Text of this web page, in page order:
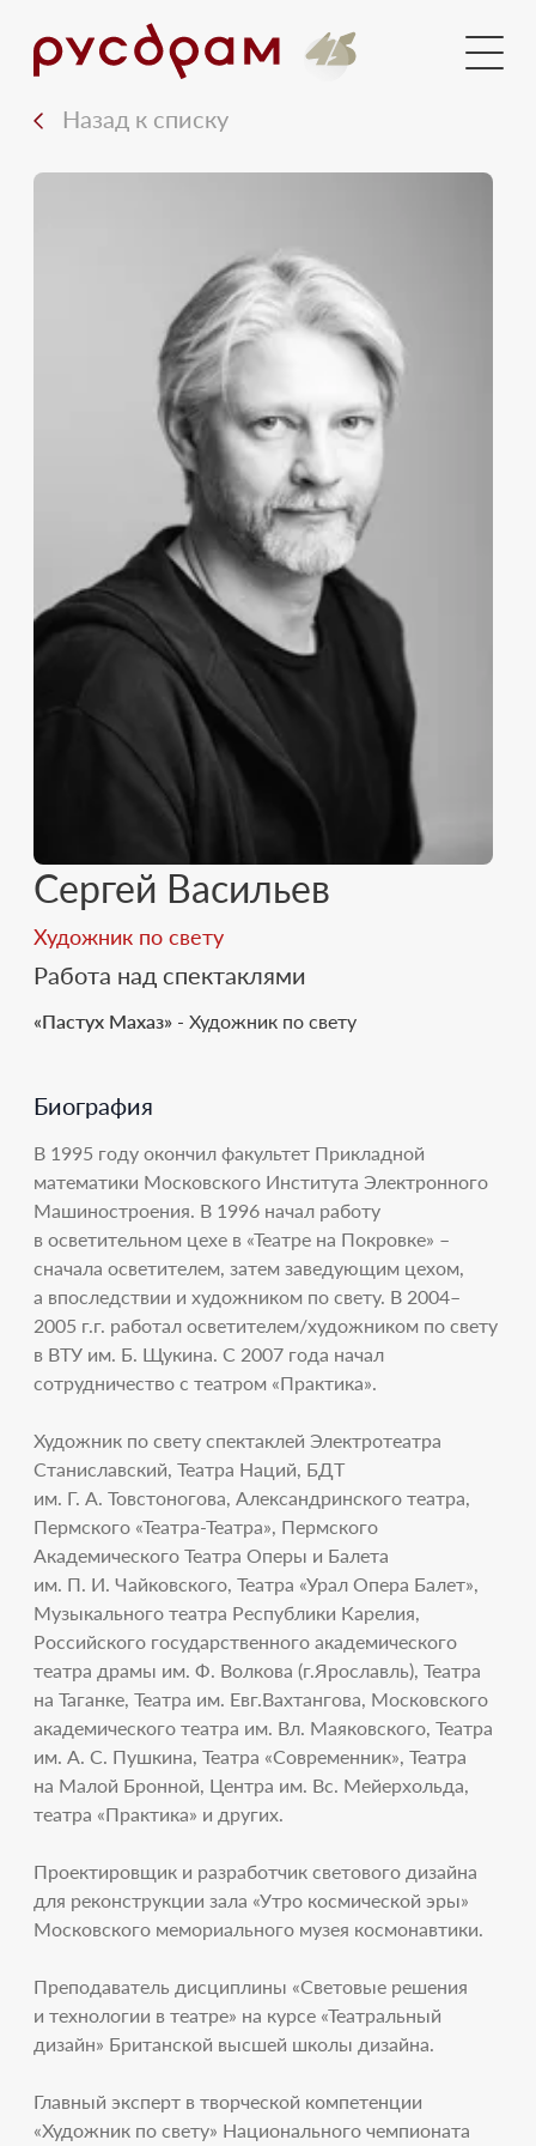
Новости
Документы
Медиа
Назад к списку
Сергей Васильев
Художник по свету
Работа над спектаклями
«Пастух Махаз» - Художник по свету
Биография
В 1995 году окончил факультет Прикладной
математики Московского Института Электронного
Машиностроения. В 1996 начал работу
в осветительном цехе в «Театре на Покровке» –
сначала осветителем, затем заведующим цехом,
а впоследствии и художником по свету. В 2004–
2005 г.г. работал осветителем/художником по свету
в ВТУ им. Б. Щукина. С 2007 года начал
сотрудничество с театром «Практика».
Художник по свету спектаклей Электротеатра
Станиславский, Театра Наций, БДТ
им. Г. А. Товстоногова, Александринского театра,
Пермского «Театра-Театра», Пермского
Академического Театра Оперы и Балета
им. П. И. Чайковского, Театра «Урал Опера Балет»,
Музыкального театра Республики Карелия,
Российского государственного академического
театра драмы им. Ф. Волкова (г.Ярославль), Театра
на Таганке, Театра им. Евг.Вахтангова, Московского
академического театра им. Вл. Маяковского, Театра
им. А. С. Пушкина, Театра «Современник», Театра
на Малой Бронной, Центра им. Вс. Мейерхольда,
театра «Практика» и других.
Проектировщик и разработчик светового дизайна
для реконструкции зала «Утро космической эры»
Московского мемориального музея космонавтики.
Преподаватель дисциплины «Световые решения
и технологии в театре» на курсе «Театральный
дизайн» Британской высшей школы дизайна.
Главный эксперт в творческой компетенции
«Художник по свету» Национального чемпионата